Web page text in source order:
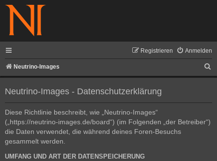
Anmelden
Registrieren
Neutrino-Images
u
Neutrino-Images - Datenschutzerklärung
Diese Richtlinie beschreibt, wie „Neutrino-Images“
(„https://neutrino-images.de/board“) (im Folgenden „der Betreiber“)
die Daten verwendet, die während deines Foren-Besuchs
gesammelt werden.
UMFANG UND ART DER DATENSPEICHERUNG